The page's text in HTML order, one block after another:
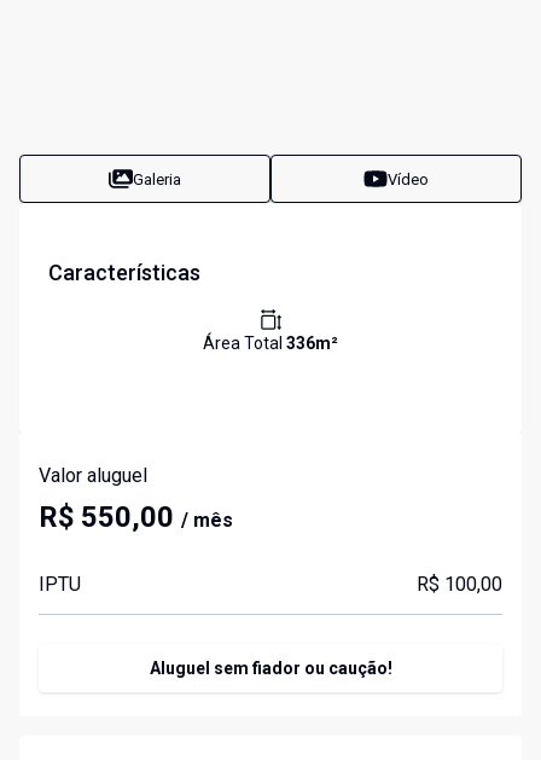
Galeria Vídeo
Características
Área Total 336m²
Valor aluguel
R$ 550,00 / mês
IPTU R$ 100,00
Aluguel sem fiador ou caução!